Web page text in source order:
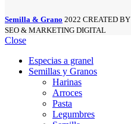
Semilla & Grano 2022 CREATED BY
SEO & MARKETING DIGITAL
Close
Especias a granel
Semillas y Granos
Harinas
Arroces
Pasta
Legumbres